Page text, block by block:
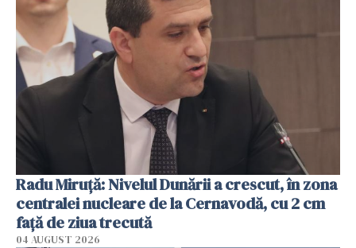
Radu Miruţă: Nivelul Dunării a crescut, în zona
centralei nucleare de la Cernavodă, cu 2 cm
faţă de ziua trecută
04 AUGUST 2026